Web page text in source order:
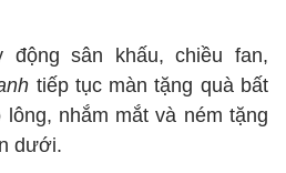
động sân khấu, chiều fan,
tiếp tục màn tặng quà bất
nhắm mắt và ném tặng
dưới.